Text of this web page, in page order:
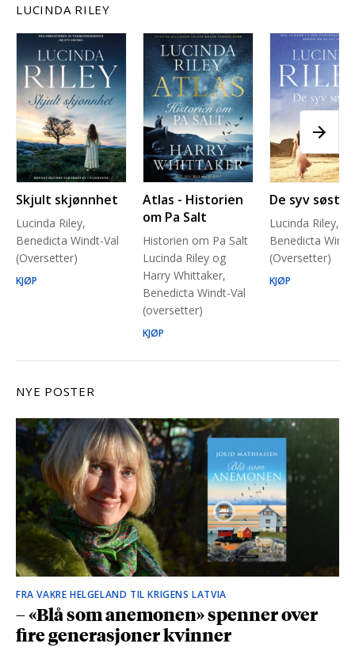
LUCINDA RILEY
Skjult skjønnhet
Lucinda Riley,
Benedicta Windt-Val
(Oversetter)
KJØP
Atlas - Historien
om Pa Salt
Historien om Pa Salt
Lucinda Riley og
Harry Whittaker,
Benedicta Windt-Val
(oversetter)
KJØP
De syv søstre
Lucinda Riley,
Benedicta
(Oversetter)
KJØP
NYE POSTER
FRA VAKRE HELGELAND TIL KRIGENS LATVIA
– «Blå som anemonen» spenner over
fire generasjoner kvinner